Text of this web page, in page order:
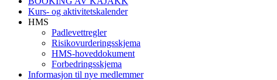
Kurs- og aktivitetskalender
HMS
Padlevettregler
Risikovurderingsskjema
HMS-hoveddokument
Forbedringsskjema
Informasjon til nye medlemmer